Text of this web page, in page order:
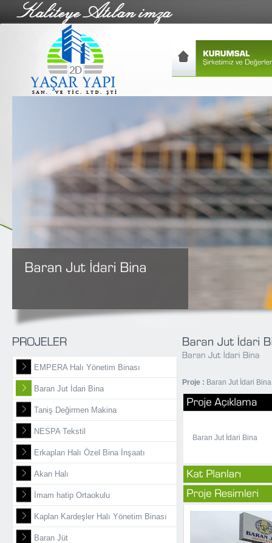
EMPERA Halı Yönetim Binası
Baran Jut İdari Bina
Taniş Değirmen Makina
NESPA Tekstil
Erkaplan Halı Özel Bina İnşaatı
Akan Halı
İmam hatip Ortaokulu
Kaplan Kardeşler Halı Yönetim Binası
Baran Jüt
Proje : Baran Jut İdari Bina
Baran Jut İdari Bina